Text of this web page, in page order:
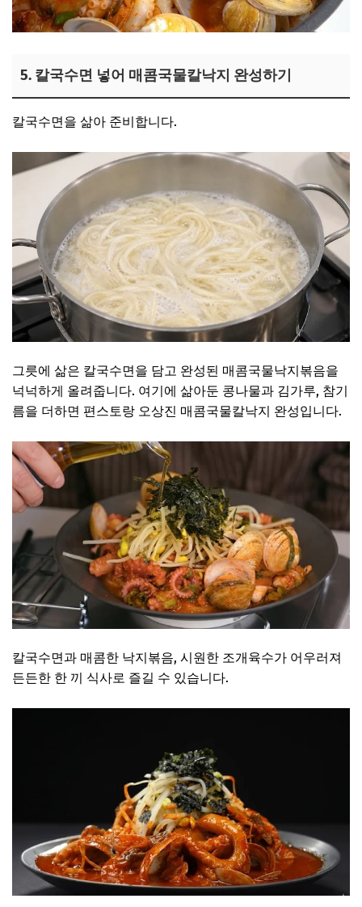
5. 칼국수면 넣어 매콤국물칼낙지 완성하기
칼국수면을 삶아 준비합니다.
그릇에 삶은 칼국수면을 담고 완성된 매콤국물낙지볶음을
넉넉하게 올려줍니다. 여기에 삶아둔 콩나물과 김가루, 참기
름을 더하면 편스토랑 오상진 매콤국물칼낙지 완성입니다.
칼국수면과 매콤한 낙지볶음, 시원한 조개육수가 어우러져
든든한 한 끼 식사로 즐길 수 있습니다.